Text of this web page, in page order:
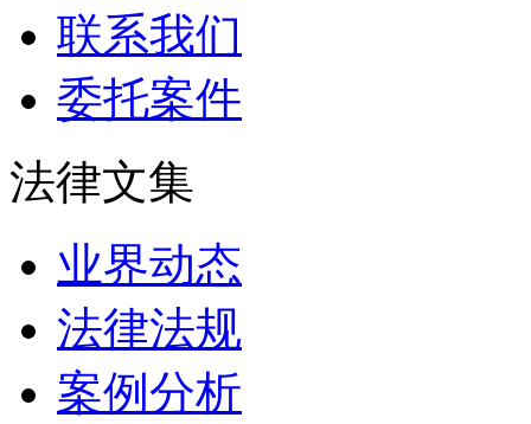
联系我们
委托案件
法律文集
业界动态
法律法规
案例分析